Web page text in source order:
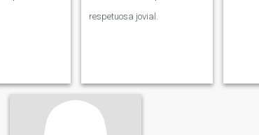
respetuosa jovial.